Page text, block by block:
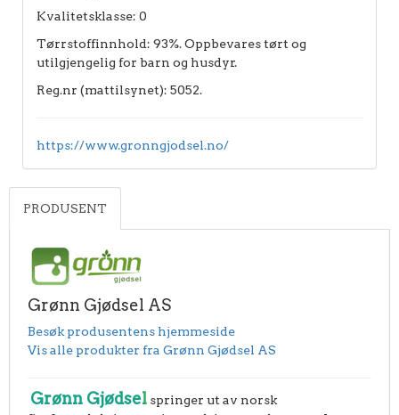
Kvalitetsklasse: 0
Tørrstoffinnhold: 93%. Oppbevares tørt og
utilgjengelig for barn og husdyr.
Reg.nr (mattilsynet): 5052.
https://www.gronngjodsel.no/
PRODUSENT
Grønn Gjødsel AS
Besøk produsentens hjemmeside
Vis alle produkter fra Grønn Gjødsel AS
Grønn Gjødsel springer ut av norsk